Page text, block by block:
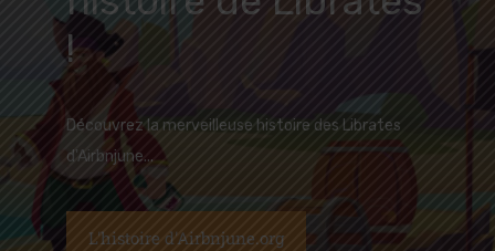
!
Découvrez la merveilleuse histoire des Librates
d'Airbnjune...
L'histoire d'Airbnjune.org